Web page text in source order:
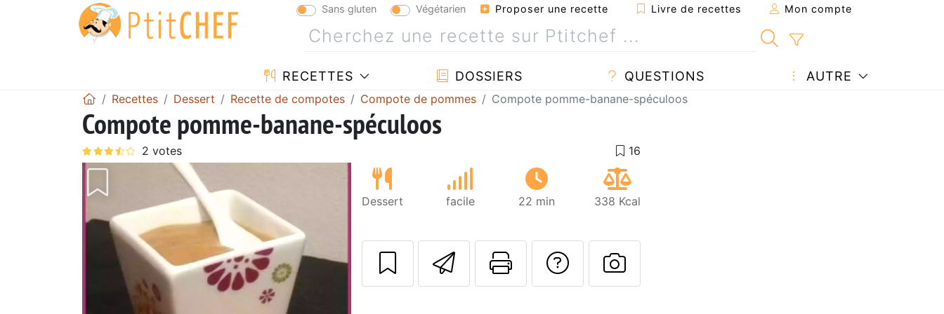
Sans gluten Végétarien Proposer une recette Livre de recettes Mon compte
RECETTES DOSSIERS QUESTIONS AUTRE
Recettes Dessert Recette de compotes Compote de pommes Compote pomme-banane-spéculoos
Compote pomme-banane-spéculoos
Dessert facile 22 min 338 Kcal
Envoyer cette recette à un ami
Imprimer cette page
Poser une question à l'auteur
Publier votre photo de cette